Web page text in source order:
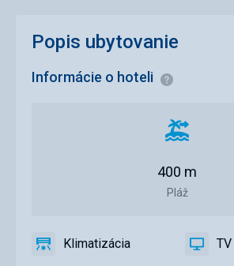
Popis ubytovanie
Informácie o hoteli Informácie
Vzdialenosť
pláže
Pláž
400 m
Klimatizácia
Klimatizácia
áno TV TV
áno